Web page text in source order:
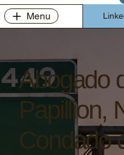
Menu
Abogado
Papillion,
Condado